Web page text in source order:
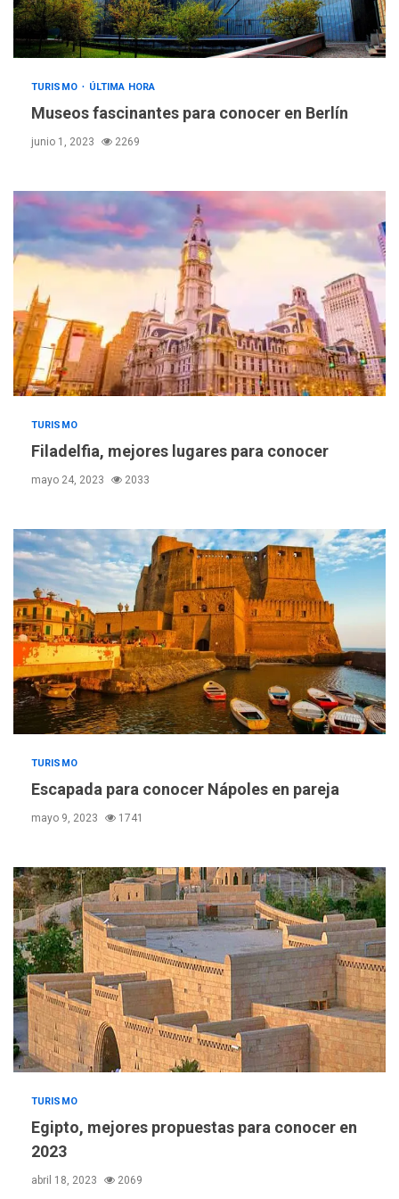
TURISMO ÚLTIMA HORA
Museos fascinantes para conocer en Berlín
junio 1, 2023 2269
TURISMO
Filadelfia, mejores lugares para conocer
mayo 24, 2023 2033
TURISMO
Escapada para conocer Nápoles en pareja
mayo 9, 2023 1741
TURISMO
Egipto, mejores propuestas para conocer en
2023
abril 18, 2023 2069
3
REGIONALES ÚLTIMA HORA
Funsone benefició a 46